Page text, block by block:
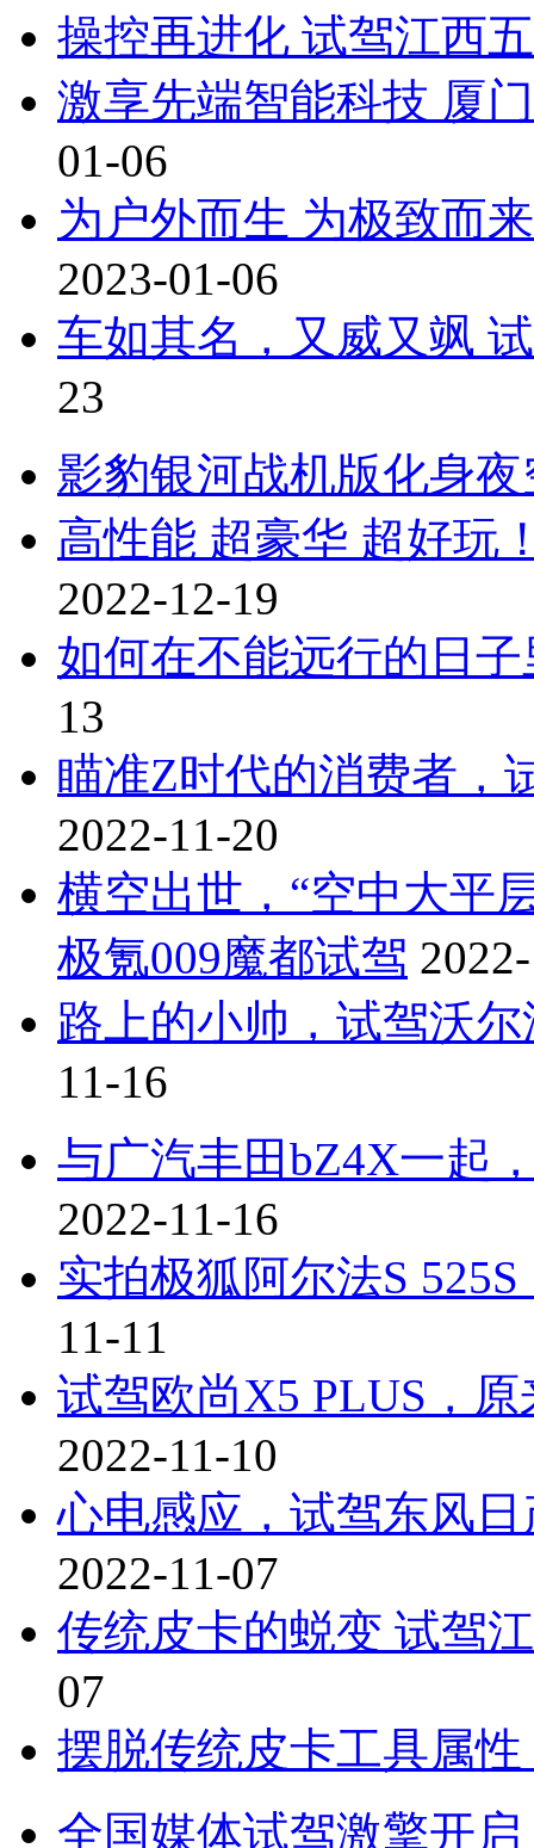
操控再进化 试驾江西
激享先端智能科技 厦
01-06
为户外而生 为极致而
2023-01-06
车如其名，又威又飒
23
影豹银河战机版化身
高性能 超豪华 超好玩
2022-12-19
如何在不能远行的日
13
瞄准Z时代的消费者，
2022-11-20
横空出世，“空中大平
极氪009魔都试驾
路上的小帅，试驾沃
11-16
与广汽丰田bZ4X一起
2022-11-16
实拍极狐阿尔法S
11-11
试驾欧尚X5 PLUS，
2022-11-10
心电感应，试驾东风
2022-11-07
传统皮卡的蜕变 试驾
07
摆脱传统皮卡工具属
全国媒体试驾激擎开